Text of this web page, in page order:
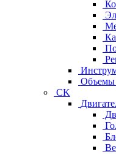
Объемы
CK